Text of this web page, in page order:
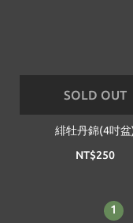
SOLD OUT
緋牡丹錦(4吋盆
NT$250
1